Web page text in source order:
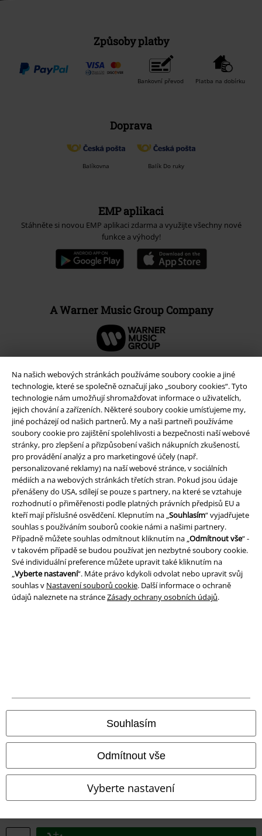
Na našich webových stránkách používáme soubory cookie a jiné
technologie, které se společně označují jako „soubory cookies“. Tyto
technologie nám umožňují shromažďovat informace o uživatelích,
jejich chování a zařízeních. Některé soubory cookie umísťujeme my,
jiné pocházejí od našich partnerů. My a naši partneři používáme
soubory cookie pro zajištění spolehlivosti a bezpečnosti naší webové
stránky, pro zlepšení a přizpůsobení vašich nákupních zkušeností,
pro provádění analýz a pro marketingové účely (např.
personalizované reklamy) na naší webové stránce, v sociálních
médiích a na webových stránkách třetích stran. Pokud jsou údaje
přenášeny do USA, sdílejí se pouze s partnery, na které se vztahuje
rozhodnutí o přiměřenosti podle platných právních předpisů EU a
kteří mají příslušné osvědčení. Klepnutím na „Souhlasím“ vyjadřujete
souhlas s používáním souborů cookie námi a našimi partnery.
Případně můžete souhlas odmítnout kliknutím na „Odmítnout vše“ -
v takovém případě se budou používat jen nezbytné soubory cookie.
Své individuální preference můžete upravit také kliknutím na
„Vyberte nastavení“. Máte právo kdykoli odvolat nebo upravit svůj
souhlas v Nastavení souborů cookie. Další informace o ochraně
údajů naleznete na stránceZásady ochrany osobních údajů.
Souhlasím
Odmítnout vše
Vyberte nastavení
Způsoby platby
Bankovní převod Platba na dobírku
Doprava
Balíkovna Balík Do ruky
EMP aplikaci
Stáhněte si novou EMP aplikaci zdarma a využijte všechny nové
funkce a výhody!
A Warner Music Group Company
Právní informace
Podmínky
Prohlášení
Ochrana osobních údajů
Likvidace odpadu a ochrana životního prostředí
Všechny ceny jsou včetně DPH, bezpoštovného a balného
© 1986-2026 EMP Merchandising
Naše online obchody